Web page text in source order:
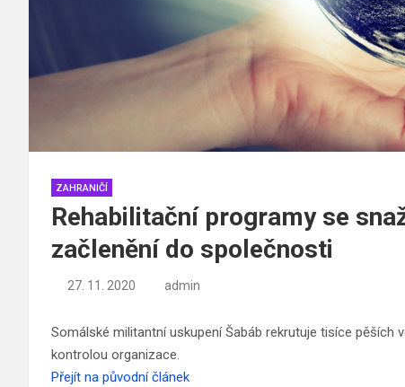
ZAHRANIČÍ
Rehabilitační programy se
začlenění do společnosti
27. 11. 2020 admin
Somálské militantní uskupení Šabáb rekrutuje tisíce pěších
kontrolou organizace.
Přejít na původní článek